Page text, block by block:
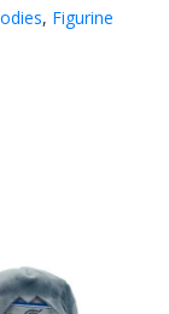
, Figurine